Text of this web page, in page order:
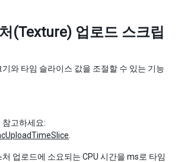
(Texture) 업로드 스크립
와 타임 슬라이스 값을 조절할 수 있는 기능
고하세요:
업로드에 소요되는 CPU 시간을 ms로 타임